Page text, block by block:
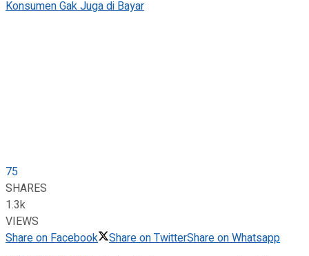
75
SHARES
1.3k
VIEWS
Share on Facebook
Share on TwitterShare on Whatsapp